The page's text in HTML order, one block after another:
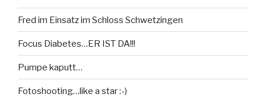
Fred im Einsatz im Schloss Schwetzingen
Focus Diabetes…ER IST DA!!!
Pumpe kaputt…
Fotoshooting…like a star :-)